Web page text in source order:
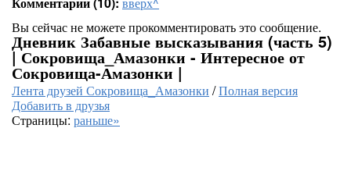
Вы сейчас не можете прокомментировать это сообщение.
Дневник Забавные высказывания (часть 5)
| Сокровища_Амазонки - Интересное от
Сокровища-Амазонки |
Лента друзей Сокровища_Амазонки /Полная версия
Добавить в друзья
Страницы: раньше»